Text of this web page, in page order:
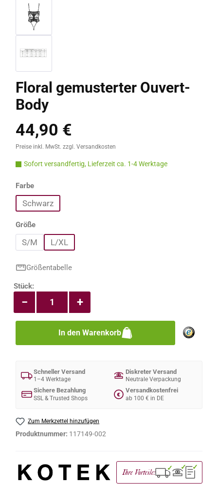
Floral gemusterter Ouvert-
Body
Regulärer Preis:
44,90 €
Preise inkl. MwSt. zzgl. Versandkosten
Sofort versandfertig, Lieferzeit ca. 1-4 Werktage
Farbeauswählen
Schwarz
Größeauswählen
S/M L/XL
Größentabelle
Produkt Anzahl: Gib den gewünschten
Stück:
+
−
In den Warenkorb
Schneller Versand
1–4 Werktage
Diskreter Versand
Neutrale Verpackung
Sichere Bezahlung
SSL & Trusted Shops
€
Versandkostenfrei
ab 100 € in DE
Zum Merkzettel hinzufügen
Produktnummer: 117149-002
Ihre Vorteile: ✓ ✓ ✓